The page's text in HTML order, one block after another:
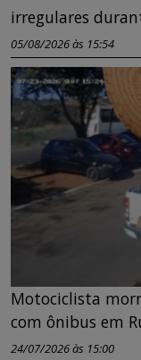
irregulares
05/08/2026 às 15:54
Motociclista
com ônibus em
24/07/2026 às 15:00